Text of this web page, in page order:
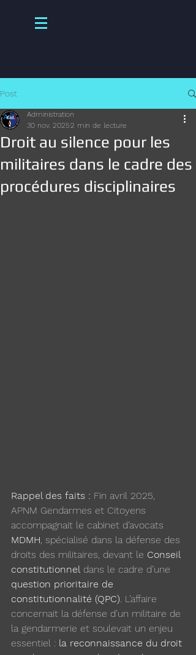
Post
Droit au silence pour les
militaires dans le cadre des
procédures disciplinaires
Administration
30 nov. 20252 min de lecture
Rappel des faits : Fin avril 2025,
APNM Gendarmes et Citoyens
accompagnait le cabinet d’avocats
MDMH, spécialisé dans la défense des
droits des militaires, devant le Conseil
constitutionnel dans le cadre d’une
question prioritaire de
constitutionnalité (QPC). L’affaire
concernait la défense d’un militaire de
la gendarmerie et soulevait un enjeu
essentiel : la reconnaissance du droit